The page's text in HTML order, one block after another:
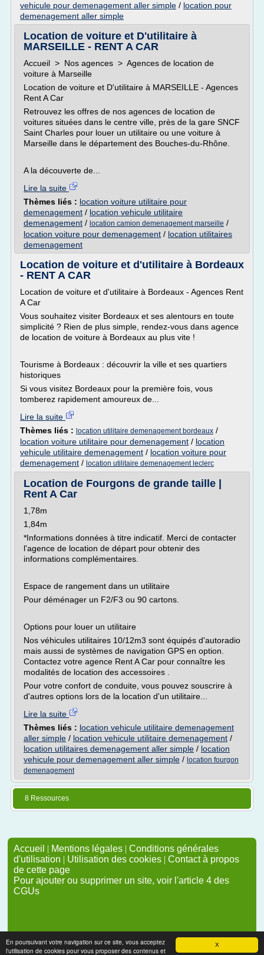
X
En poursuivant votre navigation sur ce site, vous acceptez
l'utilisation de cookies pour vous proposer des contenus et
vehicule pour demenagement aller simple / location pour
demenagement aller simple
Location de voiture et D'utilitaire à
MARSEILLE - RENT A CAR
Accueil > Nos agences > Agences de location de
voiture à Marseille
Location de voiture et D'utilitaire à MARSEILLE - Agences
Rent A Car
Retrouvez les offres de nos agences de location de
voitures situées dans le centre ville, près de la gare SNCF
Saint Charles pour louer un utilitaire ou une voiture à
Marseille dans le département des Bouches-du-Rhône.
A la découverte de...
Lire la suite
Thèmes liés : location voiture utilitaire pour
demenagement / location vehicule utilitaire
demenagement / location camion demenagement marseille /
location voiture pour demenagement / location utilitaires
demenagement
Location de voiture et d'utilitaire à Bordeaux
- RENT A CAR
Location de voiture et d'utilitaire à Bordeaux - Agences Rent
A Car
Vous souhaitez visiter Bordeaux et ses alentours en toute
simplicité ? Rien de plus simple, rendez-vous dans agence
de location de voiture à Bordeaux au plus vite !
Tourisme à Bordeaux : découvrir la ville et ses quartiers
historiques
Si vous visitez Bordeaux pour la première fois, vous
tomberez rapidement amoureux de...
Lire la suite
Thèmes liés : location utilitaire demenagement bordeaux /
location voiture utilitaire pour demenagement / location
vehicule utilitaire demenagement / location voiture pour
demenagement / location utilitaire demenagement leclerc
Location de Fourgons de grande taille |
Rent A Car
1,78m
1,84m
*Informations données à titre indicatif. Merci de contacter
l'agence de location de départ pour obtenir des
informations complémentaires.
Espace de rangement dans un utilitaire
Pour déménager un F2/F3 ou 90 cartons.
Options pour louer un utilitaire
Nos véhicules utilitaires 10/12m3 sont équipés d'autoradio
mais aussi de systèmes de navigation GPS en option.
Contactez votre agence Rent A Car pour connaître les
modalités de location des accessoires .
Pour votre confort de conduite, vous pouvez souscrire à
d'autres options lors de la location d'un utilitaire...
Lire la suite
Thèmes liés : location vehicule utilitaire demenagement
aller simple / location vehicule utilitaire demenagement /
location utilitaires demenagement aller simple / location
vehicule pour demenagement aller simple / location fourgon
demenagement
8 Ressources
Accueil | Mentions légales | Conditions générales
d'utilisation | Utilisation des cookies | Contact à propos
de cette page
Pour ajouter ou supprimer un site, voir l'article 4 des
CGUs